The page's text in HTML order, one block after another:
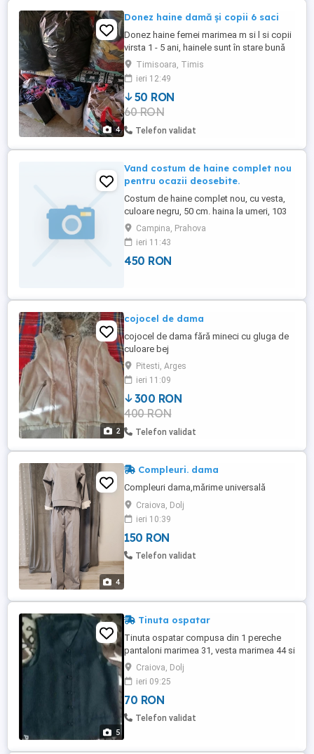
4
Donez haine damă și copii 6 saci
Donez haine femei marimea m si l si copii
virsta 1 - 5 ani, hainele sunt în stare bună
de purtare, locuiesc la sat și le aduc în
Timișoara zona Lipovei Aradului ptr suma
de 60 de lei ptr transport
Timisoara, Timis
ieri 12:49
50 RON
60 RON
Telefon validat
Vand costum de haine complet nou
pentru ocazii deosebite.
Costum de haine complet nou, cu vesta,
culoare negru, 50 cm. haina la umeri, 103
cm. lungimea pantalonilor. Doritorii ma pot
contacta Numai pe tel. .
Campina, Prahova
ieri 11:43
450 RON
2
cojocel de dama
cojocel de dama fără mineci cu gluga de
culoare bej
Pitesti, Arges
ieri 11:09
300 RON
400 RON
Telefon validat
4
Compleuri. dama
Compleuri dama,mărime universală
Craiova, Dolj
ieri 10:39
150 RON
Telefon validat
5
Tinuta ospatar
Tinuta ospatar compusa din 1 pereche
pantaloni marimea 31, vesta marimea 44 si
2 camasi maneca lunga și 2 maneca
scurta marimea M si L
Craiova, Dolj
ieri 09:25
70 RON
Telefon validat